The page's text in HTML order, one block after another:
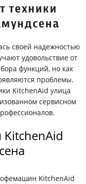
техники
своей надежностью
удовольствие от
функций, но как
проблемы.
KitchenAid улица
сервисном
KitchenAid